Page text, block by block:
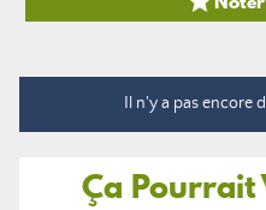
Il n'y a pas encore
Ça Pourrait